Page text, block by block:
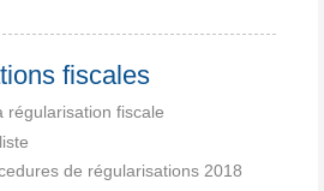
fiscales
régularisation fiscale
de régularisations 2018